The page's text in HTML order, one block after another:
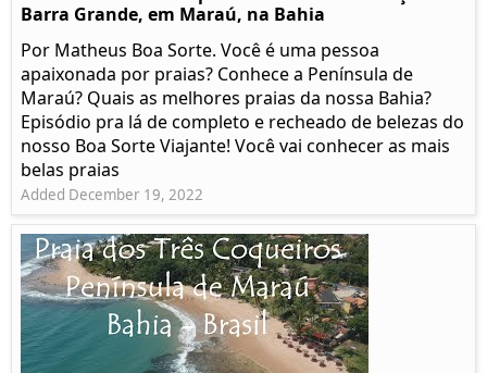
Barra Grande, em Maraú, na Bahia
Por Matheus Boa Sorte. Você é uma pessoa
apaixonada por praias? Conhece a Península de
Maraú? Quais as melhores praias da nossa Bahia?
Episódio pra lá de completo e recheado de belezas do
nosso Boa Sorte Viajante! Você vai conhecer as mais
belas praias
Added December 19, 2022